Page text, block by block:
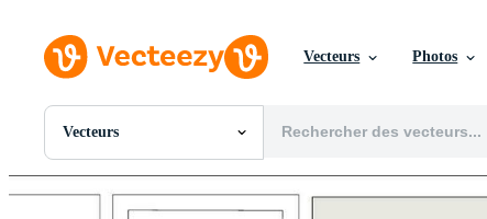
Vecteurs Photos
Vecteurs
Toutes Images
PNGs